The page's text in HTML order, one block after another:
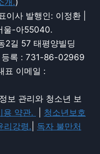
개.)
이사 발행인: 이정환 |
울-아55040.
2길 57 태평양빌딩
등록 : 731-86-02969
표 이메일 :
보 관리와 청소년 보
용 약관.
청소년보호
리강령.
독자 불만처